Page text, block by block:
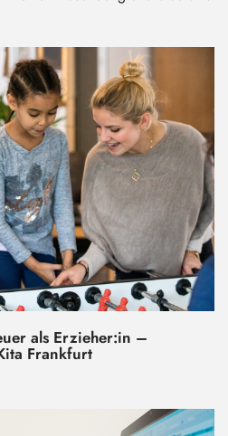
als Erzieher:in –
Frankfurt